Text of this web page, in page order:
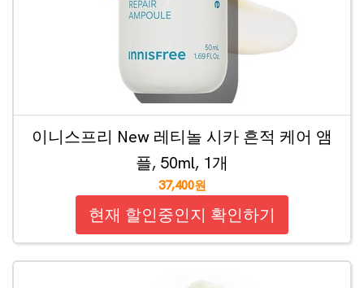
이니스프리 New 레티놀 시카 흔적 케어 앰
플, 50ml, 1개
37,400원
현재 할인중인지 확인하기